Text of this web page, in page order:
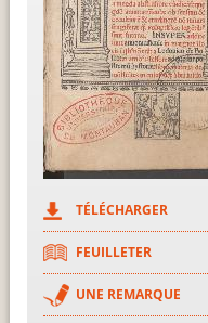
TÉLÉCHARGER
FEUILLETER
UNE REMARQUE